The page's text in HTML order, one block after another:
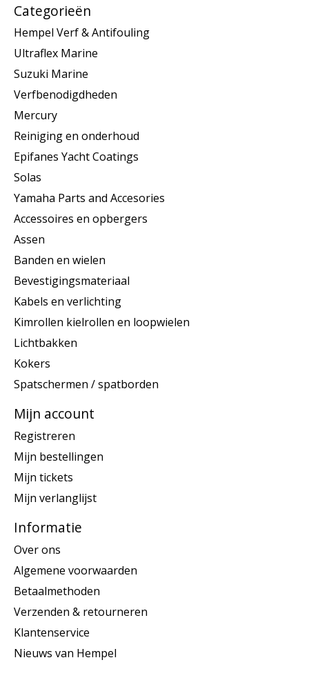
Categorieën
Hempel Verf & Antifouling
Ultraflex Marine
Suzuki Marine
Verfbenodigdheden
Mercury
Reiniging en onderhoud
Epifanes Yacht Coatings
Solas
Yamaha Parts and Accesories
Accessoires en opbergers
Assen
Banden en wielen
Bevestigingsmateriaal
Kabels en verlichting
Kimrollen kielrollen en loopwielen
Lichtbakken
Kokers
Spatschermen / spatborden
Mijn account
Registreren
Mijn bestellingen
Mijn tickets
Mijn verlanglijst
Informatie
Over ons
Algemene voorwaarden
Betaalmethoden
Verzenden & retourneren
Klantenservice
Nieuws van Hempel